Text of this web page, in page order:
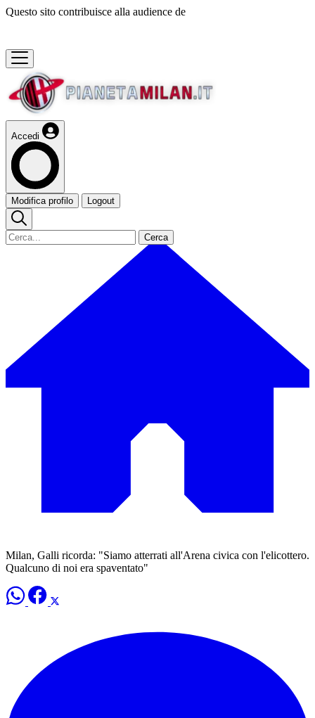
Questo sito contribuisce alla audience de
Accedi
Modifica profilo Logout
Cerca
Milan, Galli ricorda: "Siamo atterrati all'Arena civica con l'elicottero.
Qualcuno di noi era spaventato"